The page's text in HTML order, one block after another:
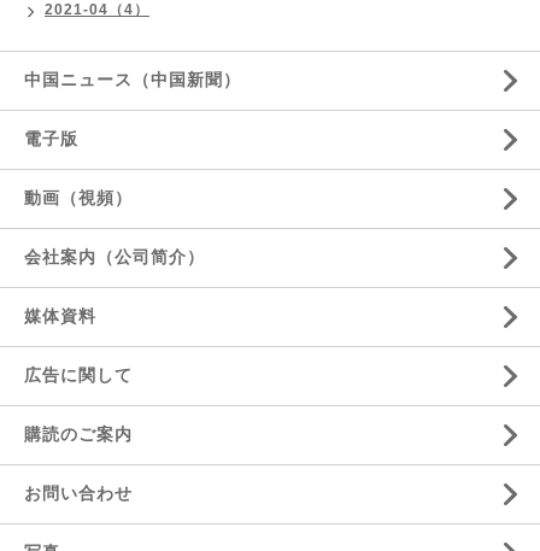
2021-04（4）
中国ニュース（中国新聞）
電子版
動画（視頻）
会社案内（公司简介）
媒体資料
広告に関して
購読のご案内
お問い合わせ